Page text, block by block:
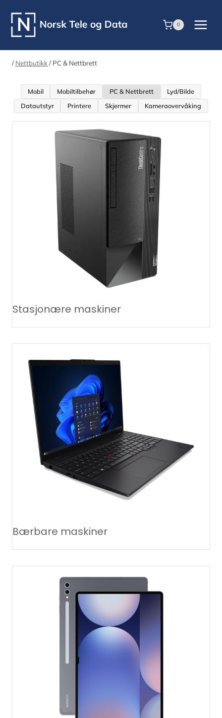
content
0
/ Nettbutikk/ PC & Nettbrett
Mobil Mobiltilbehør PC & Nettbrett
Lyd/Bilde
Datautstyr
Printere Skjermer Kameraovervåking
Stasjonære maskiner
Bærbare maskiner